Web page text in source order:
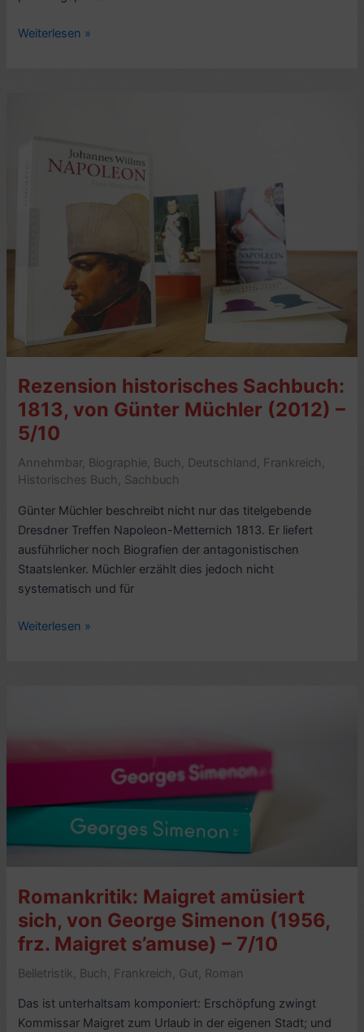
Krimikritik:
Weiterlesen »
Rezension historisches Sachbuch:
1813, von Günter Müchler (2012) –
5/10
Annehmbar, Biographie, Buch , Deutschland, Frankreich ,
Historisches Buch , Sachbuch
Günter Müchler beschreibt nicht nur das titelgebende
Dresdner Treffen Napoleon-Metternich 1813. Er liefert
ausführlicher noch Biografien der antagonistischen
Staatslenker. Müchler erzählt dies jedoch nicht
systematisch und für
Rezension
(2012)
5/10
Weiterlesen »
Romankritik: Maigret amüsiert
sich, von George Simenon (1956,
frz. Maigret s’amuse) – 7/10
Belletristik Buch Frankreich Gut Roman
Das ist unterhaltsam komponiert: Erschöpfung zwingt
Kommissar Maigret zum Urlaub in der eigenen Stadt; und